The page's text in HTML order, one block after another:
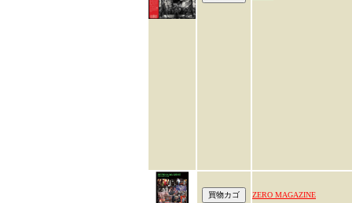
ZERO MAGAZINE